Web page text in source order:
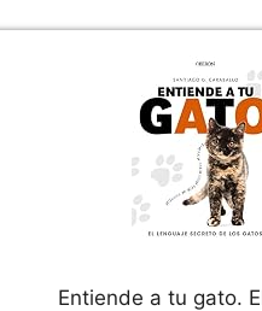
Entiende a tu gato.